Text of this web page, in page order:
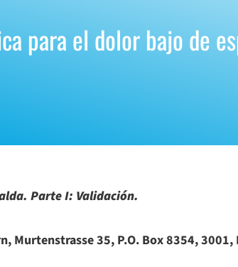
para el dolor bajo de
Parte I: Validación.
Murtenstrasse 35, P.O. Box 8354, 3001,